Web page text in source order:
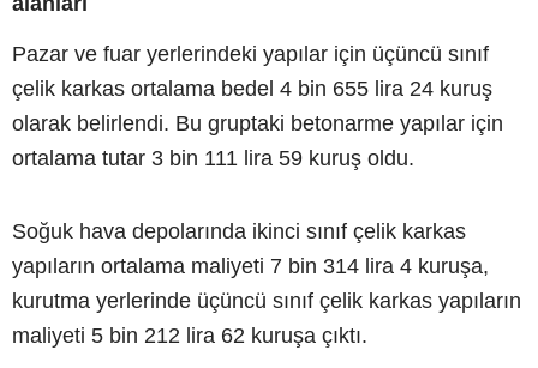
Pazar ve fuar yerlerindeki yapılar için üçüncü sınıf
çelik karkas ortalama bedel 4 bin 655 lira 24 kuruş
olarak belirlendi. Bu gruptaki betonarme yapılar için
ortalama tutar 3 bin 111 lira 59 kuruş oldu.
Soğuk hava depolarında ikinci sınıf çelik karkas
yapıların ortalama maliyeti 7 bin 314 lira 4 kuruşa,
kurutma yerlerinde üçüncü sınıf çelik karkas yapıların
maliyeti 5 bin 212 lira 62 kuruşa çıktı.